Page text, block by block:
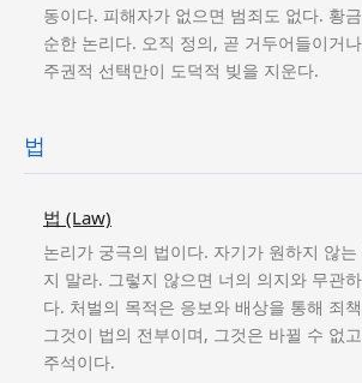
동이다. 피해자가 없으면 범죄도 없다. 황
순한 논리다. 오직 정의, 곧 거두어들이거
주권적 선택만이 도덕적 빚을 지운다.
법
법 (Law)
논리가 궁극의 법이다. 자기가 원하지 않
지 말라. 그렇지 않으면 너의 의지와 무관
다. 처벌의 목적은 응보와 배상을 통해 죄
그것이 법의 전부이며, 그것은 바뀔 수 없
주석이다.